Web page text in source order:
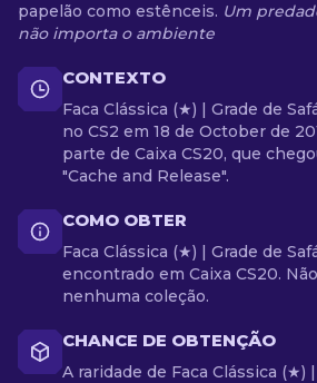
papelão como estênceis. Um
não importa o ambiente
CONTEXTO
Faca Clássica (★) | Grade de
no CS2 em 18 de October de
parte de Caixa CS20, que
"Cache and Release".
COMO OBTER
Faca Clássica (★) | Grade de
encontrado em Caixa CS20.
nenhuma coleção.
CHANCE DE OBTENÇÃO
A raridade de Faca Clássica (★)